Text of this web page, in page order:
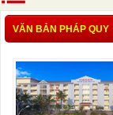
VĂN BẢN PHÁP QUY